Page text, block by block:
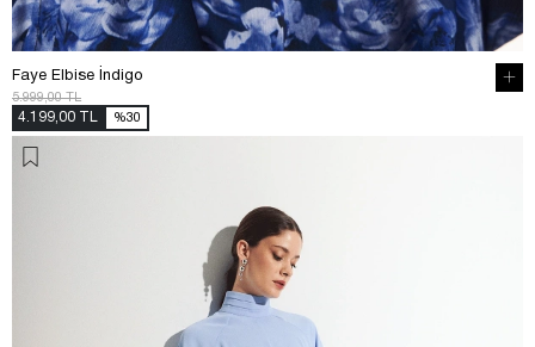
Faye Elbise İndigo
5.999,00 TL
4.199,00 TL %30